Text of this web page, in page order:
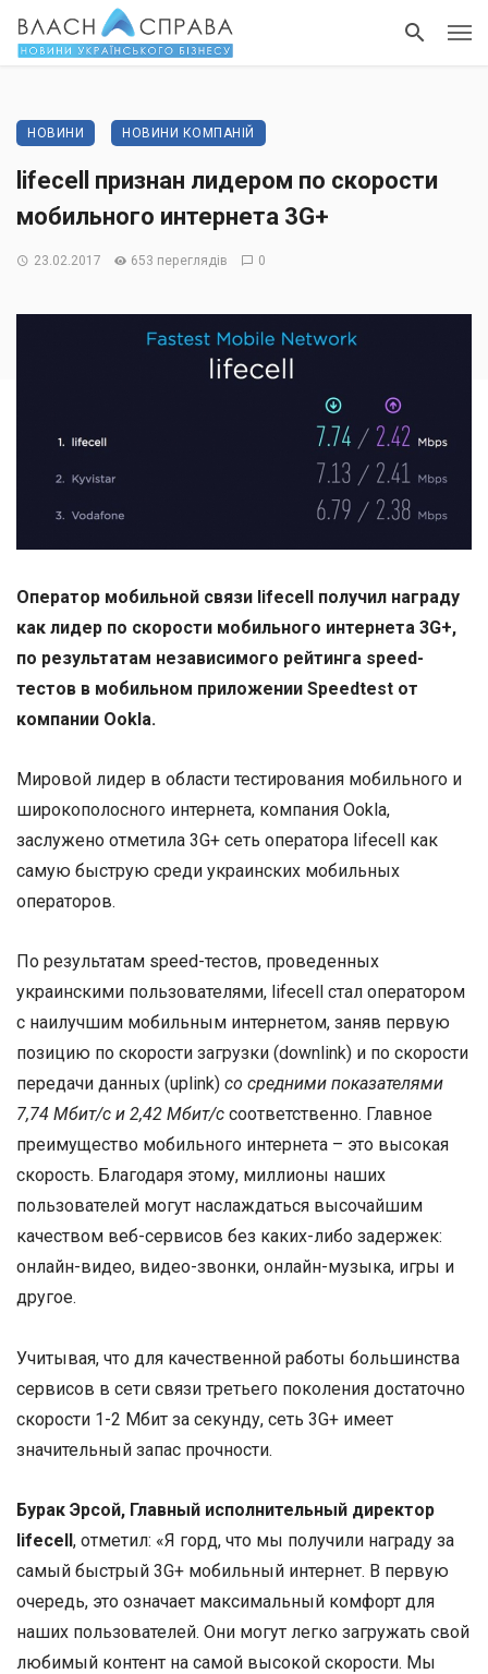
НОВИНИ НОВИНИ КОМПАНІЙ
lifecell признан лидером по скорости
мобильного интернета 3G+
23.02.2017 653 переглядів 0
Оператор мобильной связи lifecell получил награду
как лидер по скорости мобильного интернета 3G+,
по результатам независимого рейтинга speed-
тестов в мобильном приложении Speedtest от
компании Ookla.
Мировой лидер в области тестирования мобильного и
широкополосного интернета, компания Ookla,
заслужено отметила 3G+ сеть оператора lifecell как
самую быструю среди украинских мобильных
операторов.
По результатам speed-тестов, проведенных
украинскими пользователями, lifecell стал оператором
с наилучшим мобильным интернетом, заняв первую
позицию по скорости загрузки (downlink) и по скорости
передачи данных (uplink) со средними показателями
7,74 Мбит/c и 2,42 Мбит/c соответственно. Главное
преимущество мобильного интернета – это высокая
скорость. Благодаря этому, миллионы наших
пользователей могут наслаждаться высочайшим
качеством веб-сервисов без каких-либо задержек:
онлайн-видео, видео-звонки, онлайн-музыка, игры и
другое.
Учитывая, что для качественной работы большинства
сервисов в сети связи третьего поколения достаточно
скорости 1-2 Мбит за секунду, сеть 3G+ имеет
значительный запас прочности.
Бурак Эрсой, Главный исполнительный директор
lifecell, отметил: «Я горд, что мы получили награду за
самый быстрый 3G+ мобильный интернет. В первую
очередь, это означает максимальный комфорт для
наших пользователей. Они могут легко загружать свой
любимый контент на самой высокой скорости. Мы